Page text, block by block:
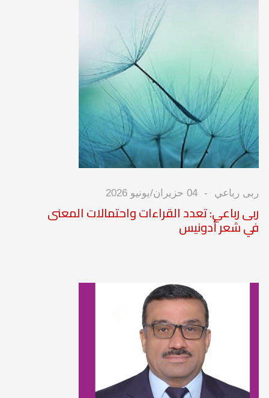
ربى رباعي 04 حزيران/يونيو 2026
ربى رباعي: تعدد القراءات واحتمالات المعنى
في شعر أدونيس